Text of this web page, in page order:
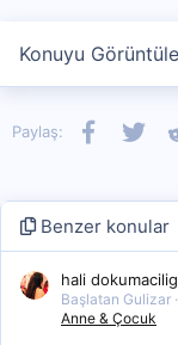
Konuyu
Paylaş: Facebook
Benzer konular
hali
Başlatan Gulizar
Anne & Çocuk